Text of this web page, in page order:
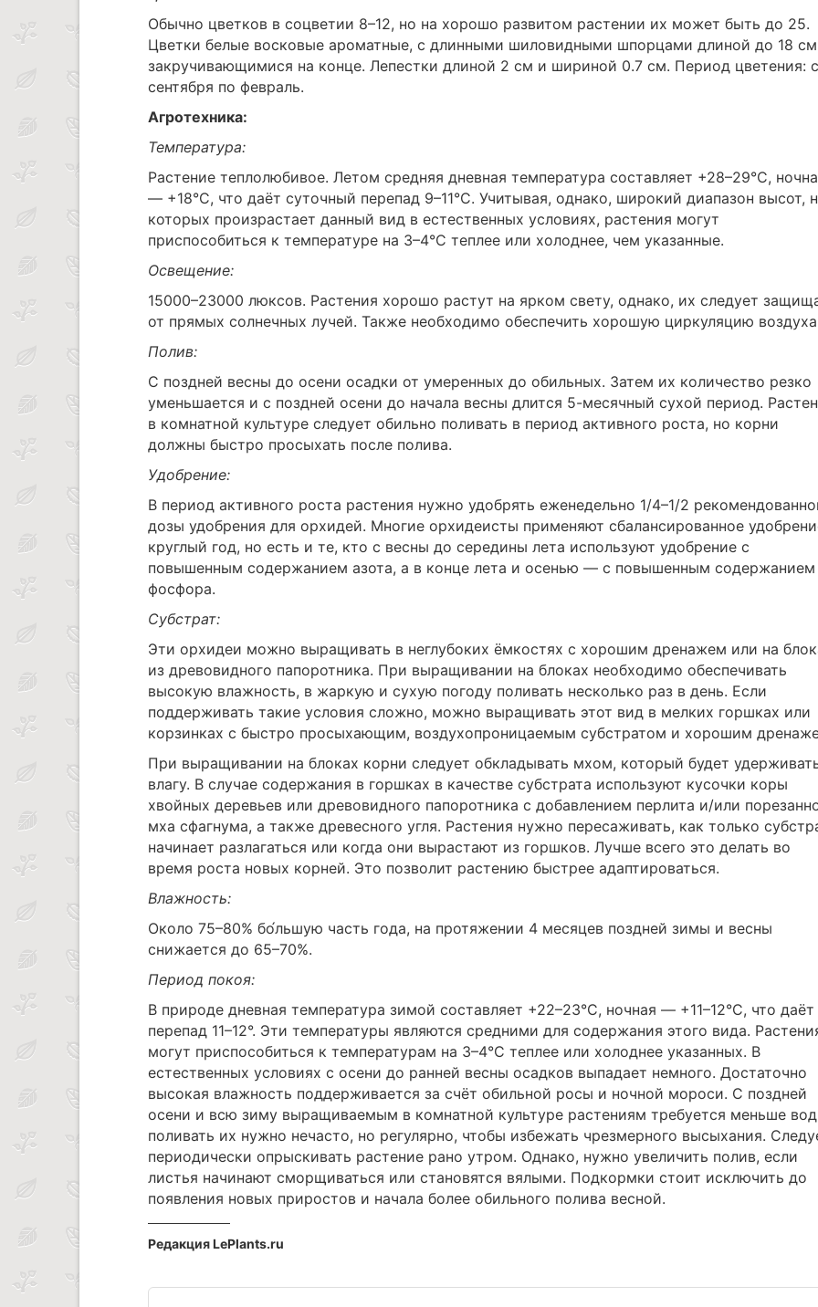
Обычно цветков в соцветии 8–12, но на хорошо развитом растении их может быть до 25.
Цветки белые восковые ароматные, с длинными шиловидными шпорцами длиной до 18
закручивающимися на конце. Лепестки длиной 2 см и шириной 0.7 см. Период цветения: с
сентября по февраль.
Агротехника:
Температура:
Растение теплолюбивое. Летом средняя дневная температура составляет +28–29°С,
— +18°С, что даёт суточный перепад 9–11°С. Учитывая, однако, широкий диапазон высот,
которых произрастает данный вид в естественных условиях, растения могут
приспособиться к температуре на 3–4°С теплее или холоднее, чем указанные.
Освещение:
15000–23000 люксов. Растения хорошо растут на ярком свету, однако, их следует
от прямых солнечных лучей. Также необходимо обеспечить хорошую циркуляцию
Полив:
С поздней весны до осени осадки от умеренных до обильных. Затем их количество резко
уменьшается и с поздней осени до начала весны длится 5-месячный сухой период.
в комнатной культуре следует обильно поливать в период активного роста, но корни
должны быстро просыхать после полива.
Удобрение:
В период активного роста растения нужно удобрять еженедельно 1/4–1/2
дозы удобрения для орхидей. Многие орхидеисты применяют сбалансированное
круглый год, но есть и те, кто с весны до середины лета используют удобрение с
повышенным содержанием азота, а в конце лета и осенью — с повышенным содержанием
фосфора.
Субстрат:
Эти орхидеи можно выращивать в неглубоких ёмкостях с хорошим дренажем или на
из древовидного папоротника. При выращивании на блоках необходимо обеспечивать
высокую влажность, в жаркую и сухую погоду поливать несколько раз в день. Если
поддерживать такие условия сложно, можно выращивать этот вид в мелких горшках или
корзинках с быстро просыхающим, воздухопроницаемым субстратом и хорошим
При выращивании на блоках корни следует обкладывать мхом, который будет
влагу. В случае содержания в горшках в качестве субстрата используют кусочки коры
хвойных деревьев или древовидного папоротника с добавлением перлита и/или
мха сфагнума, а также древесного угля. Растения нужно пересаживать, как только
начинает разлагаться или когда они вырастают из горшков. Лучше всего это делать во
время роста новых корней. Это позволит растению быстрее адаптироваться.
Влажность:
Около 75–80% бо́льшую часть года, на протяжении 4 месяцев поздней зимы и весны
снижается до 65–70%.
Период покоя:
В природе дневная температура зимой составляет +22–23°С, ночная — +11–12°С, что даёт
перепад 11–12°. Эти температуры являются средними для содержания этого вида.
могут приспособиться к температурам на 3–4°С теплее или холоднее указанных. В
естественных условиях с осени до ранней весны осадков выпадает немного. Достаточно
высокая влажность поддерживается за счёт обильной росы и ночной мороси. С поздней
осени и всю зиму выращиваемым в комнатной культуре растениям требуется меньше
поливать их нужно нечасто, но регулярно, чтобы избежать чрезмерного высыхания.
периодически опрыскивать растение рано утром. Однако, нужно увеличить полив, если
листья начинают сморщиваться или становятся вялыми. Подкормки стоит исключить до
появления новых приростов и начала более обильного полива весной.
Редакция LePlants.ru